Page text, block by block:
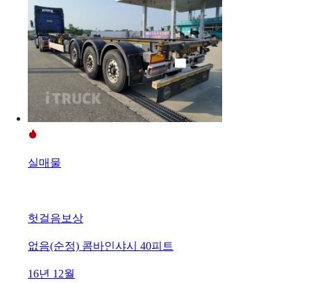
실매물
헛걸음보상
없음(순정) 콤바인샤시 40피트
16년 12월